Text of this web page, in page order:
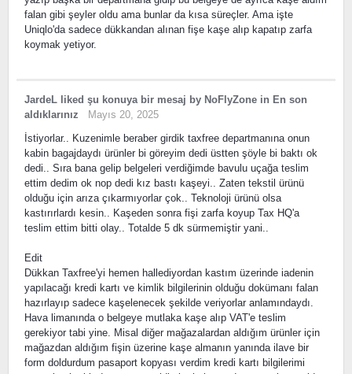
falan gibi şeyler oldu ama bunlar da kısa süreçler. Ama işte
Uniqlo'da sadece dükkandan alınan fişe kaşe alıp kapatıp zarfa
koymak yetiyor.
JardeL liked şu konuya bir mesaj by NoFlyZone in En son
aldıklarınız
Mayıs 20, 2025
İstiyorlar.. Kuzenimle beraber girdik taxfree departmanına onun
kabin bagajdaydı ürünler bi göreyim dedi üstten şöyle bi baktı ok
dedi.. Sıra bana gelip belgeleri verdiğimde bavulu uçağa teslim
ettim dedim ok nop dedi kız bastı kaşeyi.. Zaten tekstil ürünü
olduğu için arıza çıkarmıyorlar çok.. Teknoloji ürünü olsa
kastırırlardı kesin.. Kaşeden sonra fişi zarfa koyup Tax HQ'a
teslim ettim bitti olay.. Totalde 5 dk sürmemiştir yani..
Edit
Dükkan Taxfree'yi hemen hallediyordan kastım üzerinde iadenin
yapılacağı kredi kartı ve kimlik bilgilerinin olduğu dokümanı falan
hazırlayıp sadece kaşelenecek şekilde veriyorlar anlamındaydı.
Hava limanında o belgeye mutlaka kaşe alıp VAT'e teslim
gerekiyor tabi yine. Misal diğer mağazalardan aldığım ürünler için
mağazdan aldığım fişin üzerine kaşe almanın yanında ilave bir
form doldurdum pasaport kopyası verdim kredi kartı bilgilerimi